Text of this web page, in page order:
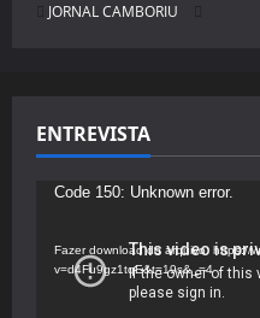
JORNAL CAMBORIU
ENTREVISTA
Tocador
vídeo
Code 150: Unknown error.
Fazer download do arquivo: https://
v=d4Fu9gz1tqE&t=19s&_=4